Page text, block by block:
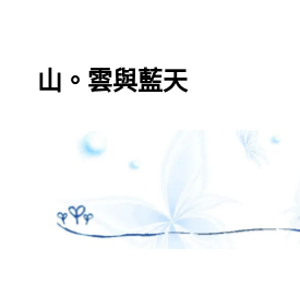
山。雲與藍天